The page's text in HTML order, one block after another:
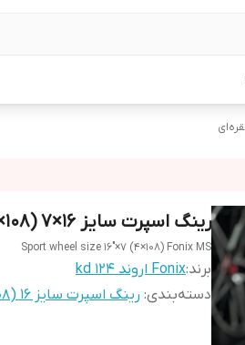
رینگ اسپرت سایز ۱۶×۷ (۱۰۸×۴) فونیکس رختراش نقره‌ای
Sport wheel size 16"×7 (4×108) Fonix MS
برند:Fonix اروند kd 124
دسته‌بندی: رینگ اسپرت سایز ۱۶ (۱۰۸×۴) رختراش نقره‌ای